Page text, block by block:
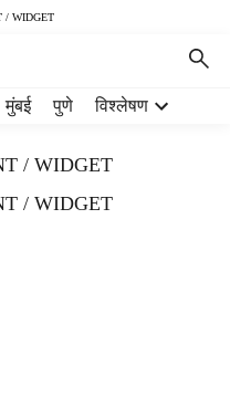
/ WIDGET
मुंबई पुणे विश्लेषण
/ WIDGET
/ WIDGET